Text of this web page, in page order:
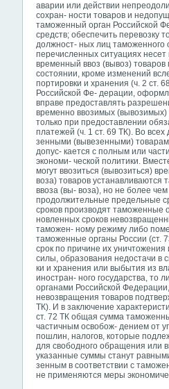
аварии или действии
сохран- ности товаров и
таможенный орган Российской
средств; обеспечить перевозку
должност- ных лиц таможенного
перечисленных ситуациях
временный ввоз (вывоз)
состоянии, кроме изменений
портировки и хранения (ч. 2 ст.
Российской Фе- дерации,
вправе предоставлять
временно ввозимых
только при предоставлении
платежей (ч. 1 ст. 69 ТК). Во всех
зенными (вывезенными)
допус- кается с полным или
экономи- ческой политики.
могут ввозиться (вывозиться)
воза) товаров устанавливаются
ввоза (вы- воза), но не более
продолжительные предельные
сроков производят таможенные
новленных сроков
таможен- ному режиму либо
таможенные органы России (ст.
срок по причине их
силы, образования недостачи в
ки и хранения или выбытия из
иностран- ного государства, то
органами Российской
невозвращения товаров
ТК). И в заключение
ст. 72 ТК общая сумма
частичным освобож- дением от
пошлин, налогов, которые
для свободного обращения или
указанные суммы станут
зенным в соответствии с
не применяются меры